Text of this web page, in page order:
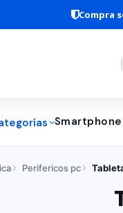
Compra
Smartphone
Perifericos pc